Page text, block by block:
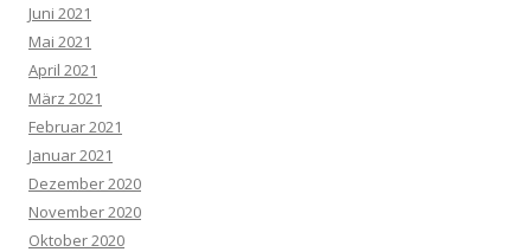
Juni 2021
Mai 2021
April 2021
März 2021
Februar 2021
Januar 2021
Dezember 2020
November 2020
Oktober 2020